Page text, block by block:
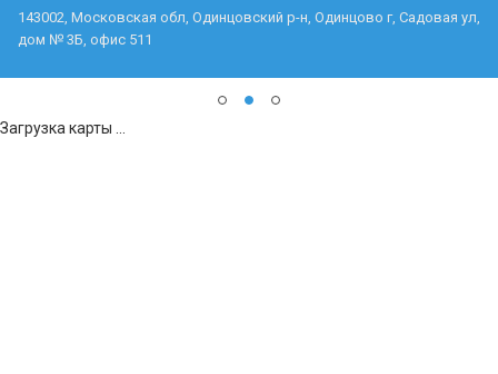
143002, Московская обл, Одинцовский р-н, Одинцово г, Садовая ул,
дом № 3Б, офис 511
Загрузка карты ...